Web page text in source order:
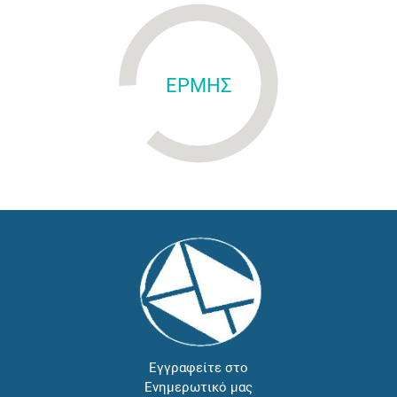
ΕΡΜΗΣ
Εγγραφείτε στο
Ενημερωτικό μας